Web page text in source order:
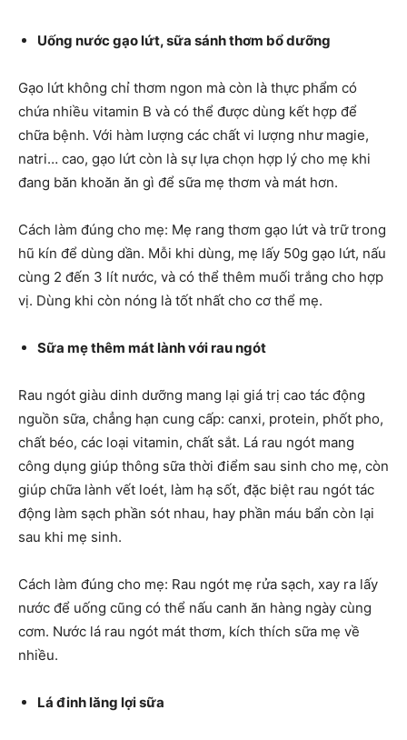
Uống nước gạo lứt, sữa sánh thơm bổ dưỡng
Gạo lứt không chỉ thơm ngon mà còn là thực phẩm có
chứa nhiều vitamin B và có thể được dùng kết hợp để
chữa bệnh. Với hàm lượng các chất vi lượng như magie,
natri… cao, gạo lứt còn là sự lựa chọn hợp lý cho mẹ khi
đang băn khoăn ăn gì để sữa mẹ thơm và mát hơn.
Cách làm đúng cho mẹ: Mẹ rang thơm gạo lứt và trữ trong
hũ kín để dùng dần. Mỗi khi dùng, mẹ lấy 50g gạo lứt, nấu
cùng 2 đến 3 lít nước, và có thể thêm muối trắng cho hợp
vị. Dùng khi còn nóng là tốt nhất cho cơ thể mẹ.
Sữa mẹ thêm mát lành với rau ngót
Rau ngót giàu dinh dưỡng mang lại giá trị cao tác động
nguồn sữa, chẳng hạn cung cấp: canxi, protein, phốt pho,
chất béo, các loại vitamin, chất sắt. Lá rau ngót mang
công dụng giúp thông sữa thời điểm sau sinh cho mẹ, còn
giúp chữa lành vết loét, làm hạ sốt, đặc biệt rau ngót tác
động làm sạch phần sót nhau, hay phần máu bẩn còn lại
sau khi mẹ sinh.
Cách làm đúng cho mẹ: Rau ngót mẹ rửa sạch, xay ra lấy
nước để uống cũng có thể nấu canh ăn hàng ngày cùng
cơm. Nước lá rau ngót mát thơm, kích thích sữa mẹ về
nhiều.
Lá đinh lăng lợi sữa